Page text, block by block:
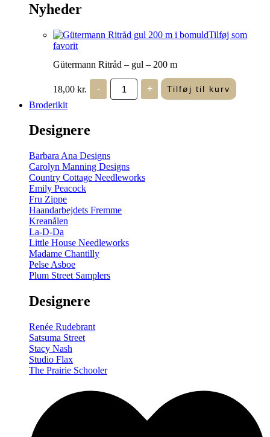
Nyheder
Tilføj som
favorit
Gütermann Ritråd – gul – 200 m
18,00 kr. -
Gütermann
Ritråd
-
+ Tilføj til kurv
Broderikit
Designere
Barbara Ana Designs
Carolyn Manning Designs
Country Cottage Needleworks
Emily Peacock
Fru Zippe
Haandarbejdets Fremme
Kreanålen
La-D-Da
Little House Needleworks
Madame Chantilly
Pelse Asboe
Plum Street Samplers
Designere
Renée Rudebrant
Satsuma Street
Stacy Nash
Studio Flax
The Prairie Schooler